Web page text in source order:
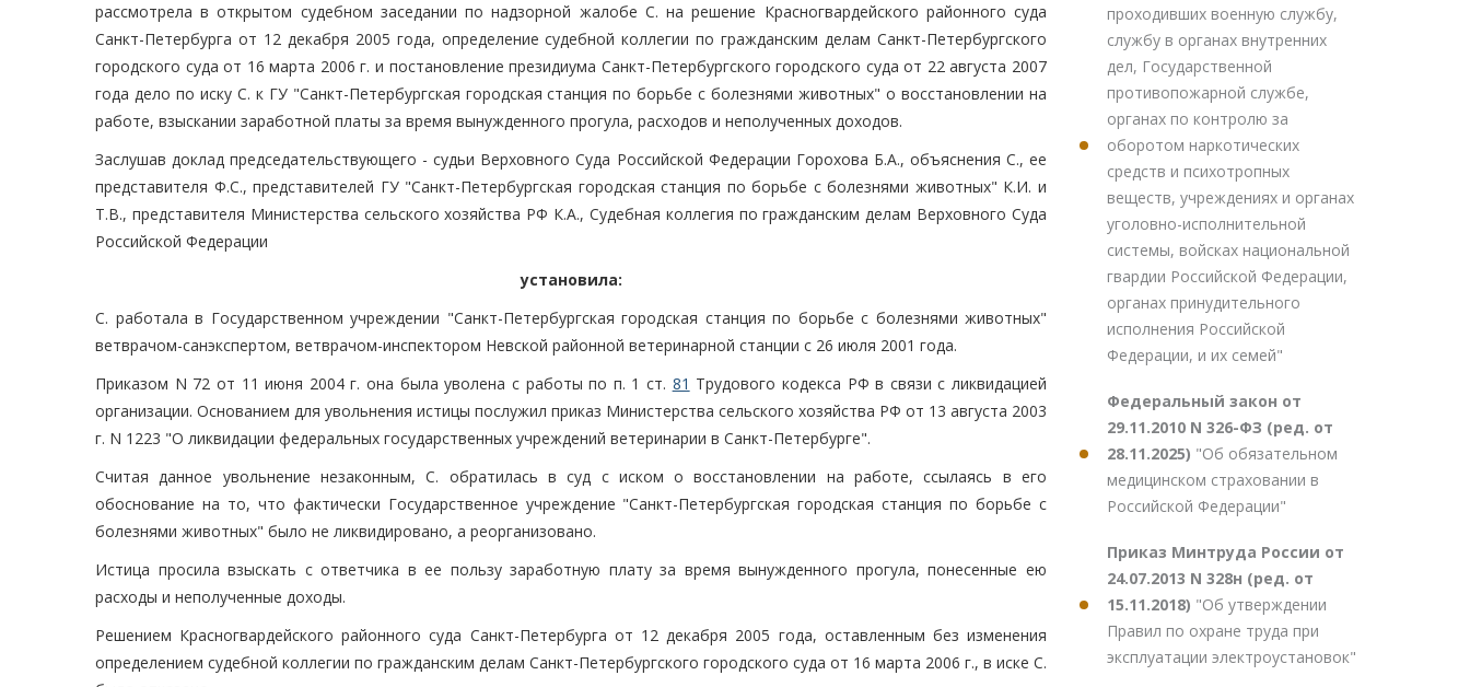
рассмотрела в открытом судебном заседании по надзорной жалобе С. на решение Красногвардейского районного суда
Санкт-Петербурга от 12 декабря 2005 года, определение судебной коллегии по гражданским делам Санкт-Петербургского
городского суда от 16 марта 2006 г. и постановление президиума Санкт-Петербургского городского суда от 22 августа 2007
года дело по иску С. к ГУ "Санкт-Петербургская городская станция по борьбе с болезнями животных" о восстановлении на
работе, взыскании заработной платы за время вынужденного прогула, расходов и неполученных доходов.
Заслушав доклад председательствующего - судьи Верховного Суда Российской Федерации Горохова Б.А., объяснения С., ее
представителя Ф.С., представителей ГУ "Санкт-Петербургская городская станция по борьбе с болезнями животных" К.И. и
Т.В., представителя Министерства сельского хозяйства РФ К.А., Судебная коллегия по гражданским делам Верховного Суда
Российской Федерации
установила:
С. работала в Государственном учреждении "Санкт-Петербургская городская станция по борьбе с болезнями животных"
ветврачом-санэкспертом, ветврачом-инспектором Невской районной ветеринарной станции с 26 июля 2001 года.
Приказом N 72 от 11 июня 2004 г. она была уволена с работы по п. 1 ст. 81 Трудового кодекса РФ в связи с ликвидацией
организации. Основанием для увольнения истицы послужил приказ Министерства сельского хозяйства РФ от 13 августа 2003
г. N 1223 "О ликвидации федеральных государственных учреждений ветеринарии в Санкт-Петербурге".
Считая данное увольнение незаконным, С. обратилась в суд с иском о восстановлении на работе, ссылаясь в его
обоснование на то, что фактически Государственное учреждение "Санкт-Петербургская городская станция по борьбе с
болезнями животных" было не ликвидировано, а реорганизовано.
Истица просила взыскать с ответчика в ее пользу заработную плату за время вынужденного прогула, понесенные ею
расходы и неполученные доходы.
Решением Красногвардейского районного суда Санкт-Петербурга от 12 декабря 2005 года, оставленным без изменения
определением судебной коллегии по гражданским делам Санкт-Петербургского городского суда от 16 марта 2006 г., в иске С.
проходивших военную службу,
службу в органах внутренних
дел, Государственной
противопожарной службе,
органах по контролю за
оборотом наркотических
средств и психотропных
веществ, учреждениях и органах
уголовно-исполнительной
системы, войсках национальной
гвардии Российской Федерации,
органах принудительного
исполнения Российской
Федерации, и их семей"
Федеральный закон от
29.11.2010 N 326-ФЗ (ред. от
28.11.2025) "Об обязательном
медицинском страховании в
Российской Федерации"
Приказ Минтруда России от
24.07.2013 N 328н (ред. от
15.11.2018) "Об утверждении
Правил по охране труда при
эксплуатации электроустановок"